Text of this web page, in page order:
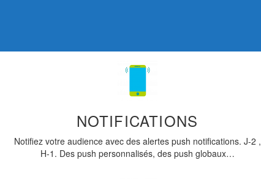
NOTIFICATIONS
Notifiez votre audience avec des alertes push notifications. J-2 ,
H-1. Des push personnalisés, des push globaux…